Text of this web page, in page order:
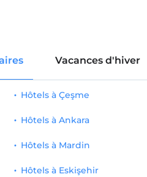
Vacances d'hiver
Hôtels à Çeşme
Hôtels à Ankara
Hôtels à Mardin
Hôtels à Eskişehir